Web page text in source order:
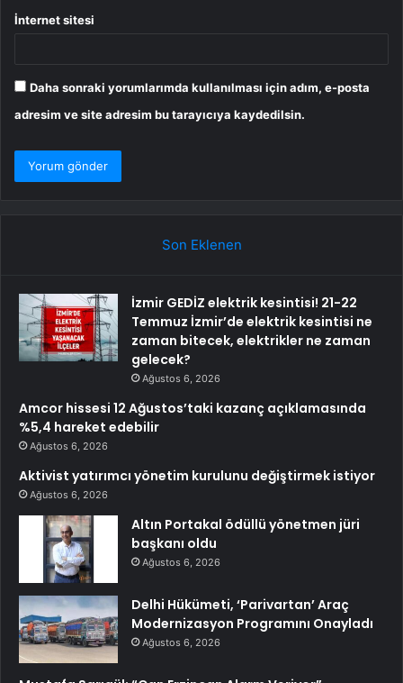
İnternet sitesi
Daha sonraki yorumlarımda kullanılması için adım, e-posta
adresim ve site adresim bu tarayıcıya kaydedilsin.
Son Eklenen
İzmir GEDİZ elektrik kesintisi! 21-22
Temmuz İzmir’de elektrik kesintisi ne
zaman bitecek, elektrikler ne zaman
gelecek?
Ağustos 6, 2026
Amcor hissesi 12 Ağustos’taki kazanç açıklamasında
%5,4 hareket edebilir
Ağustos 6, 2026
Aktivist yatırımcı yönetim kurulunu değiştirmek istiyor
Ağustos 6, 2026
Altın Portakal ödüllü yönetmen jüri
başkanı oldu
Ağustos 6, 2026
Delhi Hükümeti, ‘Parivartan’ Araç
Modernizasyon Programını Onayladı
Ağustos 6, 2026